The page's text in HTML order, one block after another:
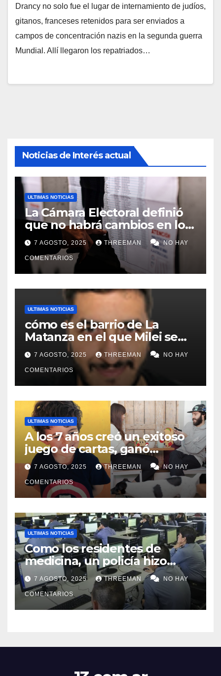
Drancy no solo fue el lugar de internamiento de judíos,
gitanos, franceses retenidos para ser enviados a
campos de concentración nazis en la segunda guerra
Mundial. Allí llegaron los repatriados…
Noticias de Interés actual
ULTIMAS NOTICIAS
La Cámara Electoral definió
que no habrá cambios en los
lugares de votación en La
Matanza
7 AGOSTO, 2025 THREEMAN NO HAY
COMENTARIOS
ULTIMAS NOTICIAS
cómo es el barrio de La
Matanza en el que Milei se
sacó la foto de lanzamiento
de campaña en provincia de
Buenos Aires
7 AGOSTO, 2025 THREEMAN NO HAY
COMENTARIOS
ULTIMAS NOTICIAS
A los 7 años creó un exitoso
juego de cartas, ganó
millones y ahora vendió la
idea para cumplir su sueño
7 AGOSTO, 2025 THREEMAN NO HAY
COMENTARIOS
ULTIMAS NOTICIAS
Como los residentes de
medicina, un policía hizo
trampa en un examen para
obtener un ascenso en Santa
Fe y fue suspendido
7 AGOSTO, 2025 THREEMAN NO HAY
COMENTARIOS